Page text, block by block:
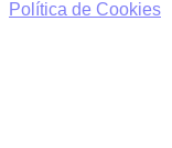
Política de Cookies